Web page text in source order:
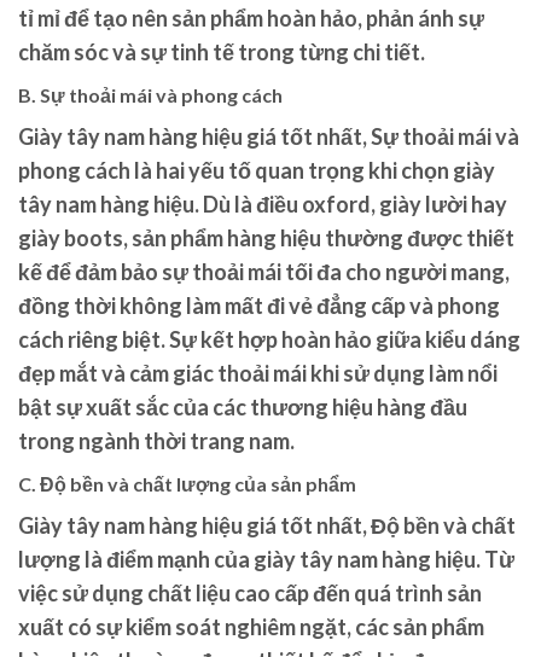
tỉ mỉ để tạo nên sản phẩm hoàn hảo, phản ánh sự
chăm sóc và sự tinh tế trong từng chi tiết.
B. Sự thoải mái và phong cách
Giày tây nam hàng hiệu giá tốt nhất, Sự thoải mái và
phong cách là hai yếu tố quan trọng khi chọn giày
tây nam hàng hiệu. Dù là điều oxford, giày lười hay
giày boots, sản phẩm hàng hiệu thường được thiết
kế để đảm bảo sự thoải mái tối đa cho người mang,
đồng thời không làm mất đi vẻ đẳng cấp và phong
cách riêng biệt. Sự kết hợp hoàn hảo giữa kiểu dáng
đẹp mắt và cảm giác thoải mái khi sử dụng làm nổi
bật sự xuất sắc của các thương hiệu hàng đầu
trong ngành thời trang nam.
C. Độ bền và chất lượng của sản phẩm
Giày tây nam hàng hiệu giá tốt nhất, Độ bền và chất
lượng là điểm mạnh của giày tây nam hàng hiệu. Từ
việc sử dụng chất liệu cao cấp đến quá trình sản
xuất có sự kiểm soát nghiêm ngặt, các sản phẩm